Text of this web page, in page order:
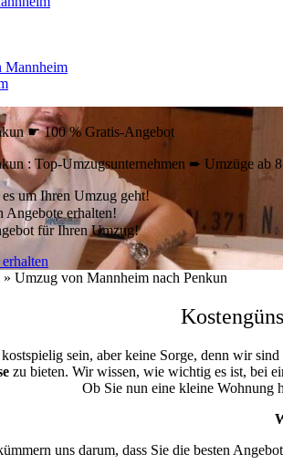
Mannheim
☛ 100 % Gratis-Angebot
: Top-Umzugsunternehmen ➨ Umzüge ab
um Ihren Umzug geht!
erhalten!
für Ihren Umzug!
» Umzug von Mannheim nach Penkun
sein, aber keine Sorge, denn wir
zu bieten. Wir wissen, wie wichtig es ist, bei
Ob Sie nun eine kleine Wohnung
uns darum, dass Sie die besten